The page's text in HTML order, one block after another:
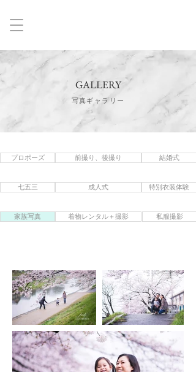
GALLERY
写真ギャラリー
プロポーズ 前撮り、後撮り 結婚式
七五三 成人式 特別衣装体験
家族写真 着物レンタル＋撮影 私服撮影